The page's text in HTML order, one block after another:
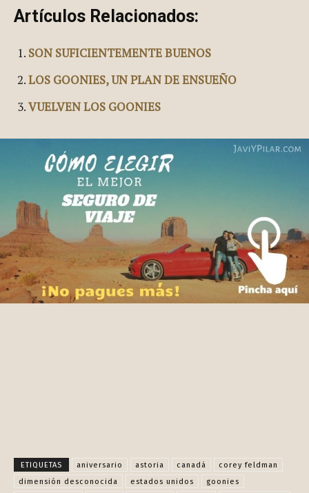
Artículos Relacionados:
SON SUFICIENTEMENTE BUENOS
LOS GOONIES, UN PLAN DE ENSUEÑO
VUELVEN LOS GOONIES
ETIQUETAS aniversario astoria canadá
corey feldman
dimensión desconocida
estados unidos
goonies